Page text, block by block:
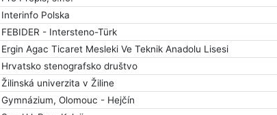
Interinfo Polska
FEBIDER - Intersteno-Türk
Ergin Agac Ticaret Mesleki Ve Teknik Anadolu Lisesi
Hrvatsko stenografsko društvo
Žilinská univerzita v Žiline
Gymnázium, Olomouc - Hejčín